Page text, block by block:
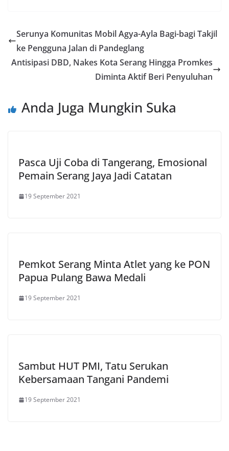
Serunya Komunitas Mobil Agya-Ayla Bagi-bagi Takjil
ke Pengguna Jalan di Pandeglang
Antisipasi DBD, Nakes Kota Serang Hingga Promkes
Diminta Aktif Beri Penyuluhan
Anda Juga Mungkin Suka
Pasca Uji Coba di Tangerang, Emosional
Pemain Serang Jaya Jadi Catatan
19 September 2021
Pemkot Serang Minta Atlet yang ke PON
Papua Pulang Bawa Medali
19 September 2021
Sambut HUT PMI, Tatu Serukan
Kebersamaan Tangani Pandemi
19 September 2021